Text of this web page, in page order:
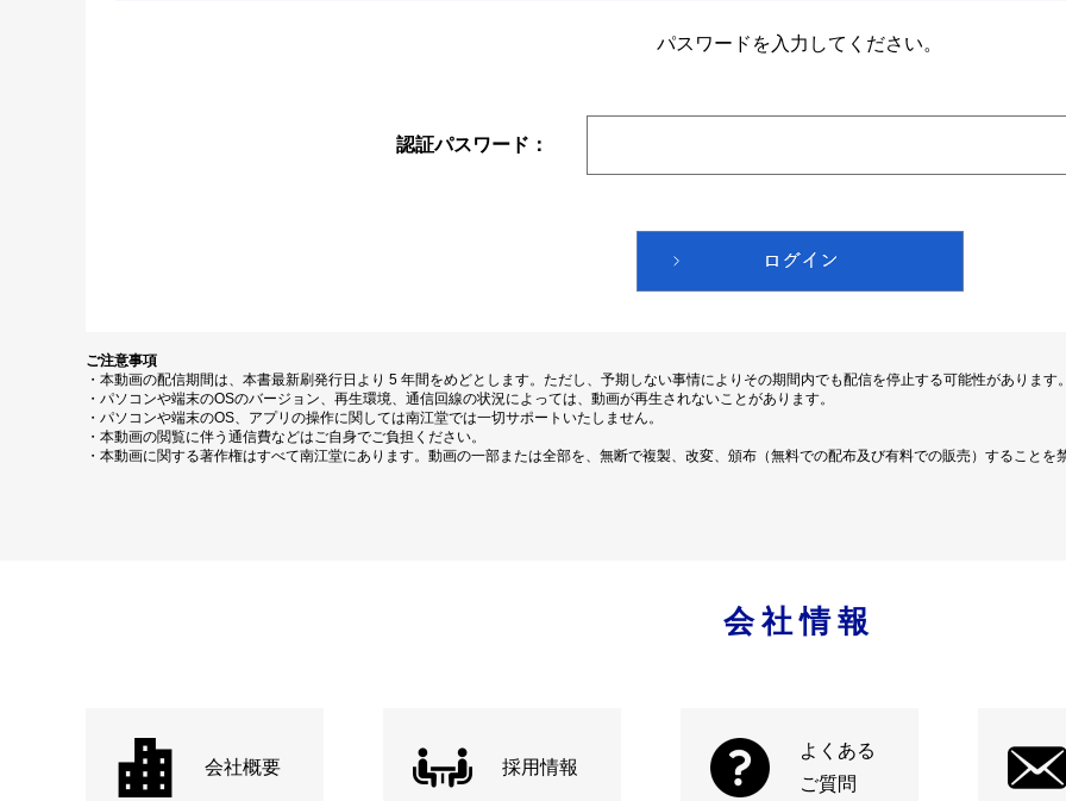
パスワードを入力してください。
認証パスワード：
ご注意事項
・本動画の配信期間は、本書最新刷発行日より 5 年間をめどとします。ただし、予期しない事情によりその期間内でも配信を停止する可能性があります。
・パソコンや端末のOSのバージョン、再生環境、通信回線の状況によっては、動画が再生されないことがあります。
・パソコンや端末のOS、アプリの操作に関しては南江堂では一切サポートいたしません。
・本動画の閲覧に伴う通信費などはご自身でご負担ください。
・本動画に関する著作権はすべて南江堂にあります。動画の一部または全部を、無断で複製、改変、頒布（無料での配布及び有料での販売）することを
会社情報
会社概要 採用情報
よくある
ご質問